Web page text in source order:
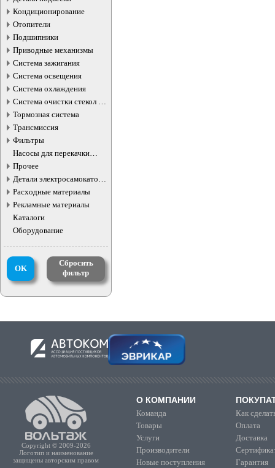
Кондиционирование
Отопители
Подшипники
Приводные механизмы
Система зажигания
Система освещения
Система охлаждения
Система очистки стекол и
фар
Тормозная система
Трансмиссия
Фильтры
Насосы для перекачки
жидкостей
Прочее
Детали электросамокатов и
электротранспорта
Расходные материалы
Рекламные материалы
Каталоги
Оборудование
OK
Сбросить
фильтр
Copyright © 2009-2026
Логотип и наименование
защищены авторским правом
О КОМПАНИИ
Команда
Товары
Услуги
Производители
Новые поступления
Как
Оплата
Доставка
Гарантия